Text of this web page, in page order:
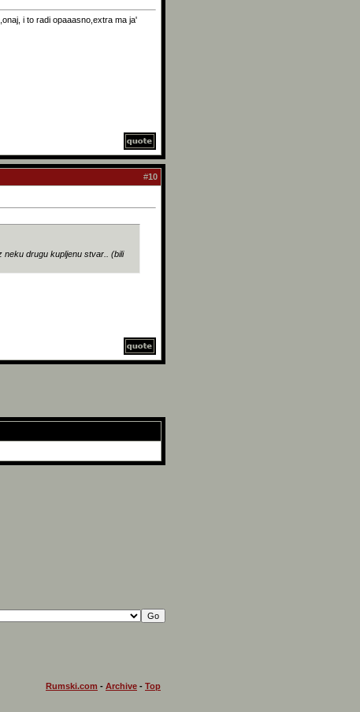
i to radi opaaasno,extra ma ja'
#10
neku drugu kupljenu stvar.. (bili
Rumski.com - Archive - Top